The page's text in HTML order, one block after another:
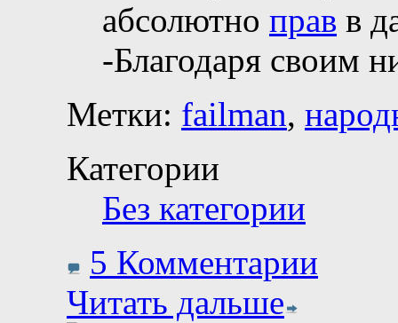
абсолютно прав в
-Благодаря своим
Метки: failman,
Категории
Без категории
5 Комментарии
Читать дальше